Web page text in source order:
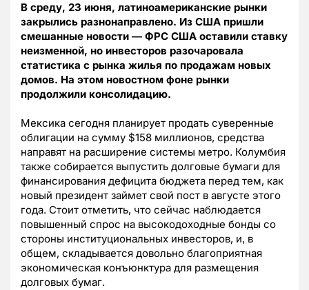
В среду, 23 июня, латиноамериканские рынки
закрылись разнонаправлено. Из США пришли
смешанные новости — ФРС США оставили ставку
неизменной, но инвесторов разочаровала
статистика с рынка жилья по продажам новых
домов. На этом новостном фоне рынки
продолжили консолидацию.
Мексика сегодня планирует продать суверенные
облигации на сумму $158 миллионов, средства
направят на расширение системы метро. Колумбия
также собирается выпустить долговые бумаги для
финансирования дефицита бюджета перед тем, как
новый президент займет свой пост в августе этого
года. Стоит отметить, что сейчас наблюдается
повышенный спрос на высокодоходные бонды со
стороны институциональных инвесторов, и, в
общем, складывается довольно благоприятная
экономическая конъюнктура для размещения
долговых бумаг.